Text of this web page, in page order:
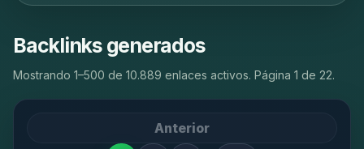
Backlinks generados
Mostrando 1–500 de 10.889 enlaces activos. Página 1 de 22.
Anterior